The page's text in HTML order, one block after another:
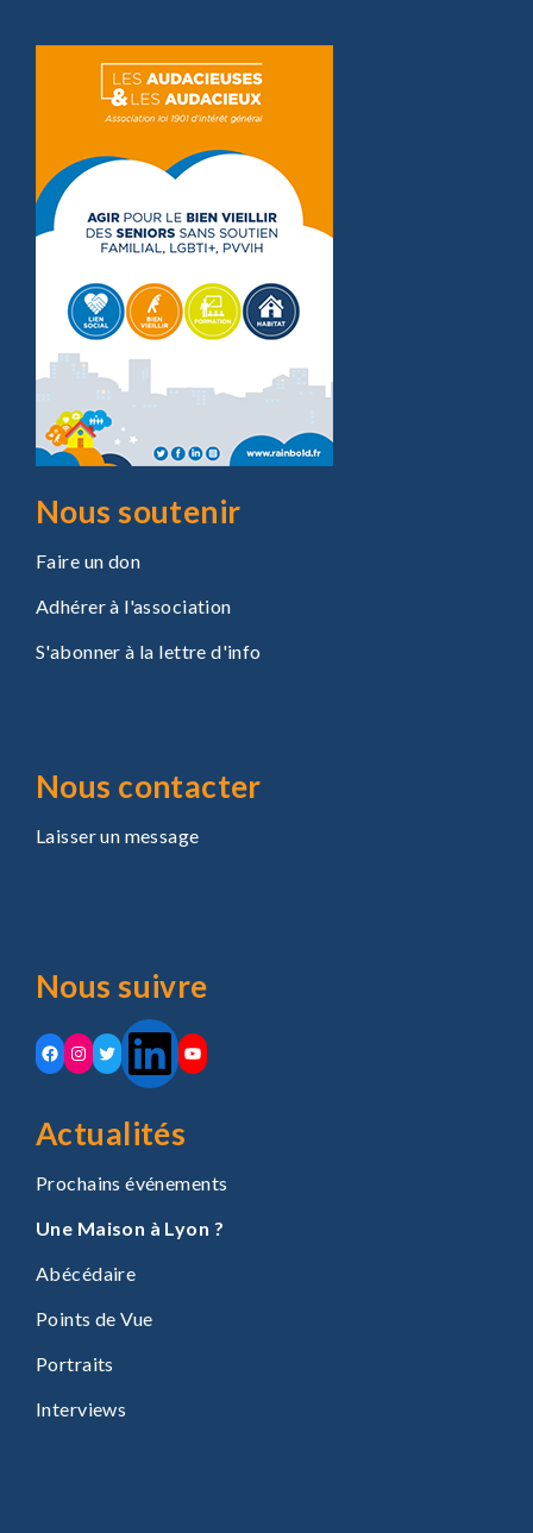
Nous soutenir
Faire un don
Adhérer à l'association
S'abonner à la lettre d'info
Nous contacter
Laisser un message
Nous suivre
Facebook
Instagram
Twitter LinkedIn
YouTube
Actualités
Prochains événements
Une Maison à Lyon ?
Abécédaire
Points de Vue
Portraits
Interviews